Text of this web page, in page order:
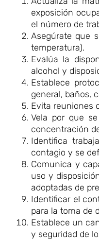
exposición
el número de
Asegúrate que
temperatura).
Evalúa la
alcohol y
Establece
general, baños,
Evita reuniones
Vela por que
concentración
Identifica
contagio y se
Comunica y
uso y
adoptadas de
Identificar el
para la toma de
Establece un
y seguridad de